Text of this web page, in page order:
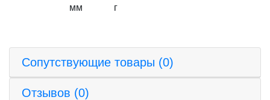
мм
г
Сопутствующие товары (0)
Отзывов (0)